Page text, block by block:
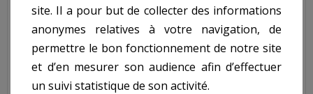
Lacron - Pour Filtre Lacron LSR - N° 15 - Adaptateurs avec
manchon 1 pouce et demi La paire
Code : 6021
Sur image , N° 15
site. Il a pour but de collecter des informations
anonymes relatives à votre navigation, de
permettre le bon fonctionnement de notre site
et d’en mesurer son audience afin d’effectuer
un suivi statistique de son activité.